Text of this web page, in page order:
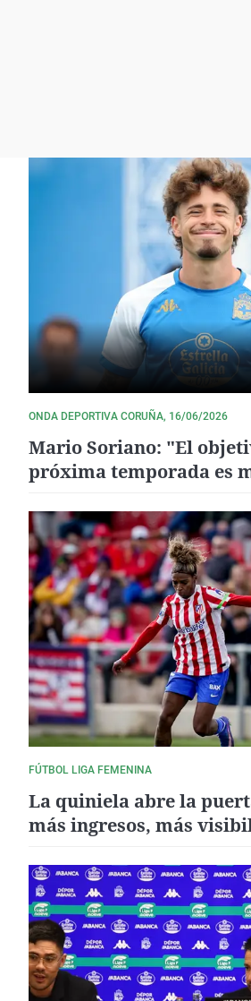
ONDA DEPORTIVA CORUÑA, 16/06/2026
Mario Soriano: "El
próxima temporada es
FÚTBOL LIGA FEMENINA
La quiniela abre la
más ingresos, más